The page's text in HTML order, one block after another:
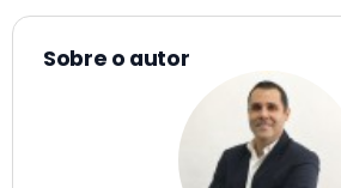
Sobre o autor